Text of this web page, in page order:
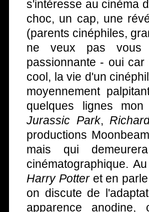
s'intéresse au cinéma
choc, un cap, une
(parents cinéphiles,
ne veux pas vous
passionnante - oui
cool, la vie d'un
moyennement
quelques lignes
Jurassic Park,
productions
mais qui
cinématographique.
Harry Potteret en
on discute de
apparence